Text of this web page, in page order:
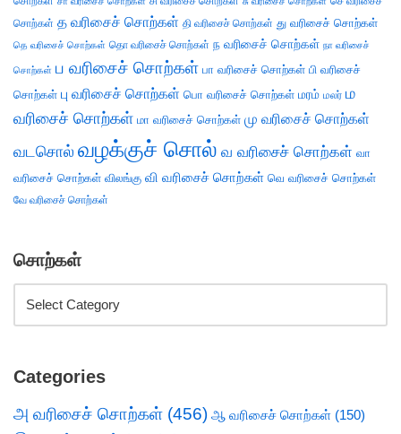
சொற்கள் த வரிசைச் சொற்கள் தி வரிசைச் சொற்கள் து வரிசைச் சொற்கள்
தெ வரிசைச் சொற்கள் தொ வரிசைச் சொற்கள் ந வரிசைச் சொற்கள் நா வரிசைச்
சொற்கள் ப வரிசைச் சொற்கள் பா வரிசைச் சொற்கள் பி வரிசைச்
சொற்கள் பு வரிசைச் சொற்கள் பொ வரிசைச் சொற்கள் மரம் மலர் ம
வரிசைச் சொற்கள் மா வரிசைச் சொற்கள் மு வரிசைச் சொற்கள்
வடசொல் வழக்குச் சொல் வ வரிசைச் சொற்கள் வா
வரிசைச் சொற்கள் விலங்கு வி வரிசைச் சொற்கள் வெ வரிசைச் சொற்கள்
வே வரிசைச் சொற்கள்
சொற்கள்
Categories
அ வரிசைச் சொற்கள் (456) ஆ வரிசைச் சொற்கள் (150)